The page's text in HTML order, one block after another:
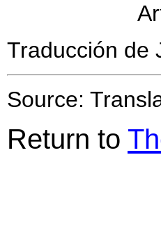
Traducción de
Source:
Return to